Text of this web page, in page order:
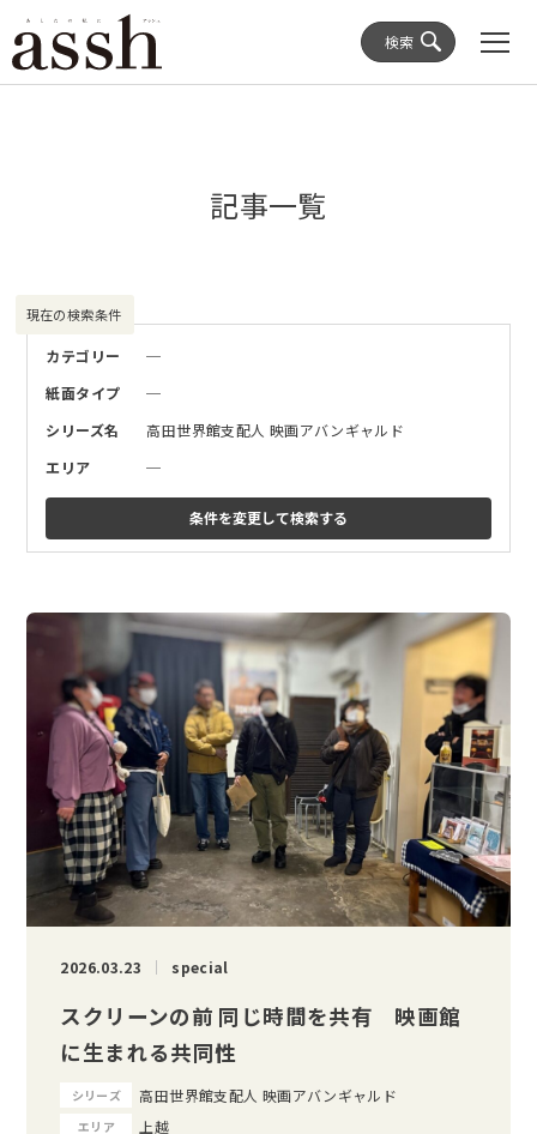
検索
記事一覧
現在の検索条件
カテゴリー
─
紙面タイプ
─
シリーズ名
高田世界館支配人 映画アバンギャルド
エリア
─
条件を変更して検索する
2026.03.23 special
スクリーンの前 同じ時間を共有 映画館
に生まれる共同性
シリーズ 高田世界館支配人 映画アバンギャルド
エリア 上越